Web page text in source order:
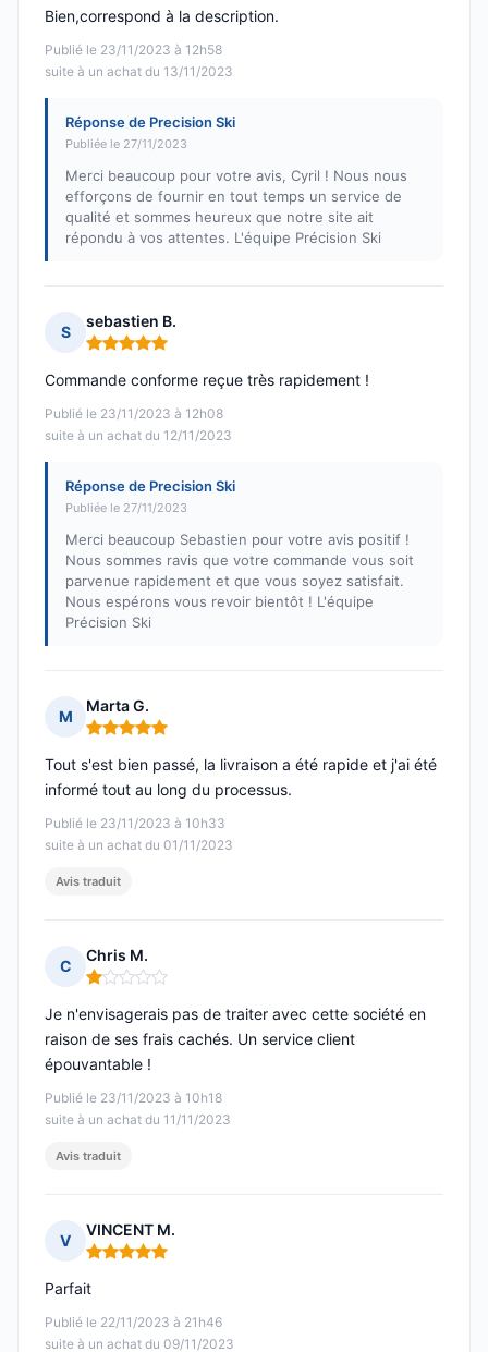
Publié le 23/11/2023 à 12h58
suite à un achat du 13/11/2023
Bien,correspond à la description.
Réponse de Precision Ski
Publiée le 27/11/2023
Merci beaucoup pour votre avis, Cyril ! Nous nous
efforçons de fournir en tout temps un service de
qualité et sommes heureux que notre site ait
répondu à vos attentes. L'équipe Précision Ski
S
sebastien B.
Note : 5 sur 5
Publié le 23/11/2023 à 12h08
suite à un achat du 12/11/2023
Commande conforme reçue très rapidement !
Réponse de Precision Ski
Publiée le 27/11/2023
Merci beaucoup Sebastien pour votre avis positif !
Nous sommes ravis que votre commande vous soit
parvenue rapidement et que vous soyez satisfait.
Nous espérons vous revoir bientôt ! L'équipe
Précision Ski
M
Marta G.
Note : 5 sur 5
Publié le 23/11/2023 à 10h33
suite à un achat du 01/11/2023
Tout s'est bien passé, la livraison a été rapide et j'ai été
informé tout au long du processus.
Avis traduit
C
Chris M.
Note : 1 sur 5
Publié le 23/11/2023 à 10h18
suite à un achat du 11/11/2023
Je n'envisagerais pas de traiter avec cette société en
raison de ses frais cachés. Un service client
épouvantable !
Avis traduit
V
VINCENT M.
Note : 5 sur 5
Publié le 22/11/2023 à 21h46
suite à un achat du 09/11/2023
Parfait